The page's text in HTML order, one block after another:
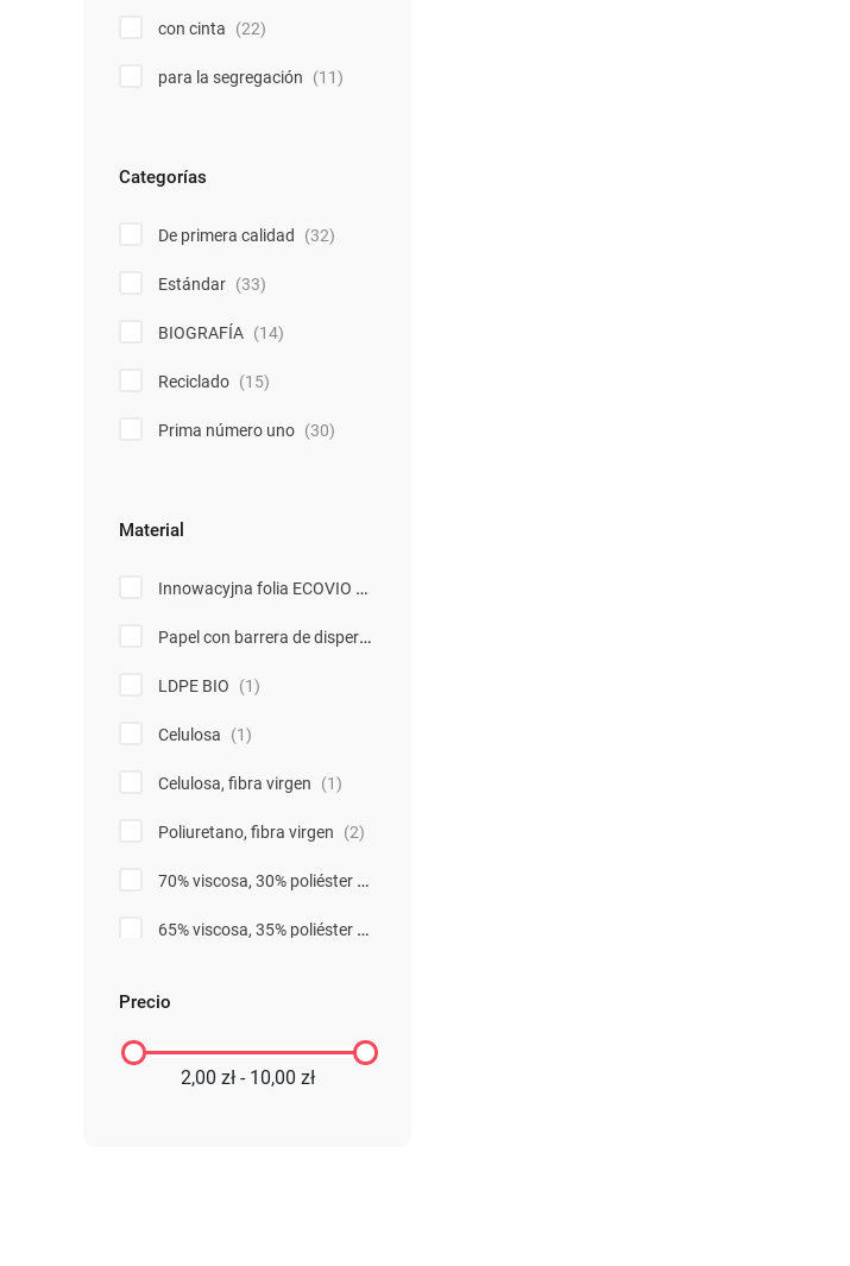
con cinta (22)
para la segregación (11)
Categorías
De primera calidad (32)
Estándar (33)
BIOGRAFÍA (14)
Reciclado (15)
Prima número uno (30)
Material
Innowacyjna folia ECOVIO(1)
Papel con barrera de dispersión
LDPE BIO (1)
Celulosa (1)
Celulosa, fibra virgen (1)
Poliuretano, fibra virgen (2)
70% viscosa, 30% poliéster(3)
65% viscosa, 35% poliéster(1)
Cacao (1)
Precio
2,00 zł - 10,00 zł